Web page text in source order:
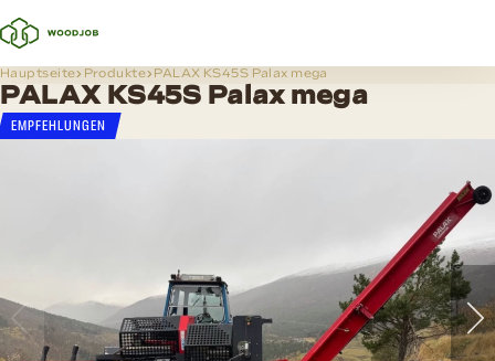
Hauptseite Produkte PALAX KS45S Palax mega
PALAX KS45S Palax mega
EMPFEHLUNGEN